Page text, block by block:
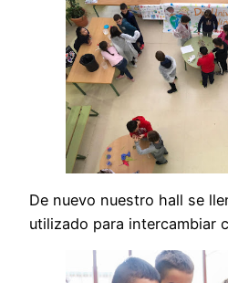
De nuevo nuestro hall se
utilizado para intercambiar